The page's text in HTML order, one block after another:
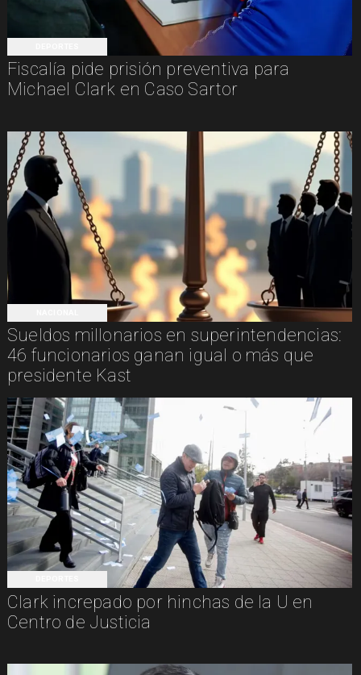
Fiscalía pide prisión preventiva para
Michael Clark en Caso Sartor
Sueldos millonarios en superintendencias:
46 funcionarios ganan igual o más que
presidente Kast
Clark increpado por hinchas de la U en
Centro de Justicia